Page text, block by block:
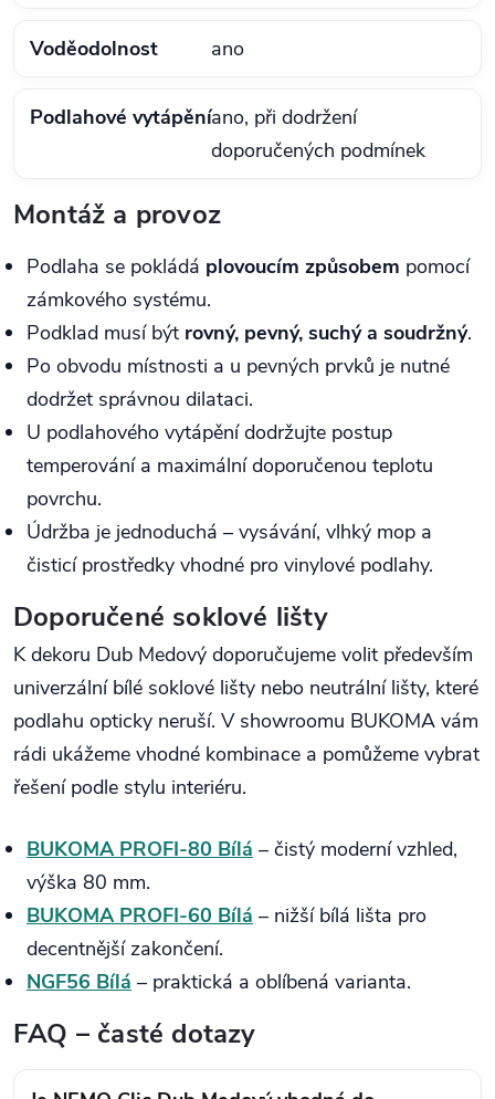
Voděodolnost ano
Podlahové vytápěníano, při dodržení
doporučených podmínek
Montáž a provoz
Podlaha se pokládá plovoucím způsobem pomocí
zámkového systému.
Podklad musí být rovný, pevný, suchý a soudržný.
Po obvodu místnosti a u pevných prvků je nutné
dodržet správnou dilataci.
U podlahového vytápění dodržujte postup
temperování a maximální doporučenou teplotu
povrchu.
Údržba je jednoduchá – vysávání, vlhký mop a
čisticí prostředky vhodné pro vinylové podlahy.
Doporučené soklové lišty
K dekoru Dub Medový doporučujeme volit především
univerzální bílé soklové lišty nebo neutrální lišty, které
podlahu opticky neruší. V showroomu BUKOMA vám
rádi ukážeme vhodné kombinace a pomůžeme vybrat
řešení podle stylu interiéru.
BUKOMA PROFI-80 Bílá – čistý moderní vzhled,
výška 80 mm.
BUKOMA PROFI-60 Bílá – nižší bílá lišta pro
decentnější zakončení.
NGF56 Bílá – praktická a oblíbená varianta.
FAQ – časté dotazy